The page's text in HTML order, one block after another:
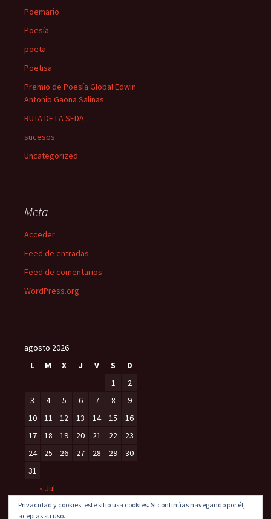
Poemario
Poesía
poeta
Poetisa
Premio de Poesía Global Edwin
Antonio Gaona Salinas
RUTA DE LA SEDA
sucesos
Uncategorized
Meta
Acceder
Feed de entradas
Feed de comentarios
WordPress.org
agosto 2026
L
M X J V S
D
1
2
3
4 5 6 7 8
9
10
11 12 13 14 15
16
17
18 19 20 21 22
23
24
25 26 27 28 29
30
31
« Jul
Privacidad y cookies: este sitio usa cookies. Si continúas navegando por él,
aceptas su uso.